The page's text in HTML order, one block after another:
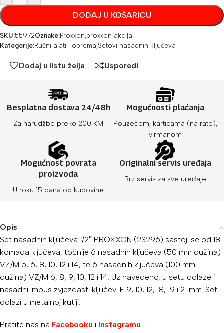
DODAJ U KOŠARICU
SKU:55972Oznake:Proxxon,proxxon akcija
Kategorije:Ručni alati i oprema,Setovi nasadnih ključeva
Dodaj u listu želja Usporedi
Besplatna dostava 24/48h
Za narudžbe preko 200 KM
Mogućnosti plaćanja
Pouzećem, karticama (na rate),
virmanom
Mogućnost povrata
proizvoda
U roku 15 dana od kupovine
Originalni servis uređaja
Brz servis za sve uređaje
Opis
Set nasadnih ključeva 1/2″ PROXXON (23296) sastoji se od 18
komada ključeva, točnije 6 nasadnih ključeva (50 mm dužina)
VZ/M 5, 6, 8, 10, 12 i 14, te 6 nasadnih ključeva (100 mm
dužina) VZ/M 6, 8, 9, 10, 12 i 14. Uz navedeno, u setu dolaze i
nasadni imbus zvjezdasti ključevi E 9, 10, 12, 18, 19 i 21 mm. Set
dolazi u metalnoj kutiji.
Pratite nas na Facebooku i Instagramu.